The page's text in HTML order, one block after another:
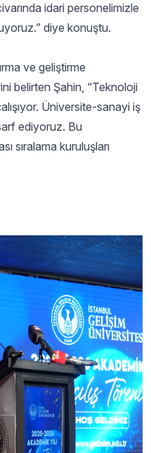
idari personelimizle
diye konuştu.
ve geliştirme
belirten Şahin, “Teknoloji
Üniversite-sanayi iş
ediyoruz. Bu
sıralama kuruluşları